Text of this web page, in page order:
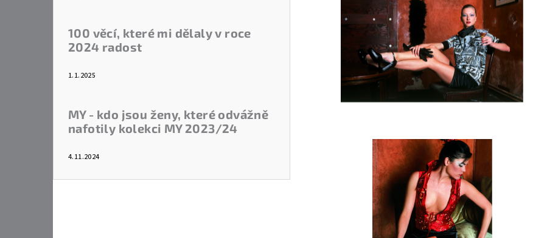
100 věcí, které mi dělaly v roce
2024 radost
1.1.2025
MY - kdo jsou ženy, které odvážně
nafotily kolekci MY 2023/24
4.11.2024